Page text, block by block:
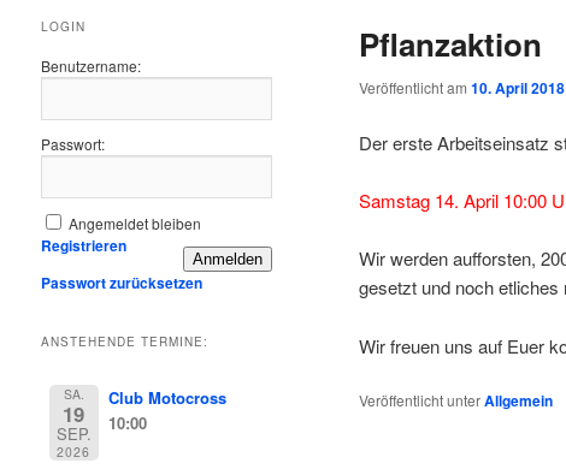
Pflanzaktion
Veröffentlicht am 10. April 2018
Der erste Arbeitseinsatz
Samstag 14. April 10:00
Wir werden aufforsten,
gesetzt und noch etliches
Wir freuen uns auf Euer
Veröffentlicht unterAllgemein
h
n
LOGIN
Benutzername:
Passwort:
Angemeldet bleiben
Anmelden
Registrieren
Passwort zurücksetzen
ANSTEHENDE TERMINE:
SA.
19
SEP.
2026
Club Motocross
10:00